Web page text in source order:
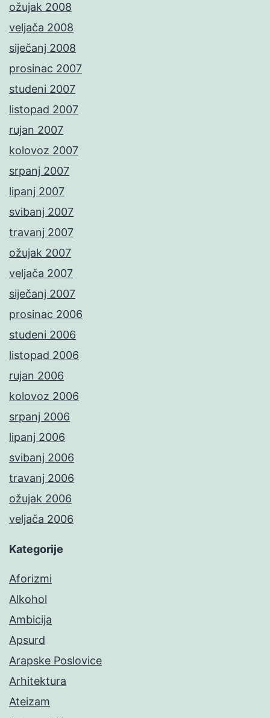
ožujak 2008
veljača 2008
siječanj 2008
prosinac 2007
studeni 2007
listopad 2007
rujan 2007
kolovoz 2007
srpanj 2007
lipanj 2007
svibanj 2007
travanj 2007
ožujak 2007
veljača 2007
siječanj 2007
prosinac 2006
studeni 2006
listopad 2006
rujan 2006
kolovoz 2006
srpanj 2006
lipanj 2006
svibanj 2006
travanj 2006
ožujak 2006
veljača 2006
Kategorije
Aforizmi
Alkohol
Ambicija
Apsurd
Arapske Poslovice
Arhitektura
Ateizam